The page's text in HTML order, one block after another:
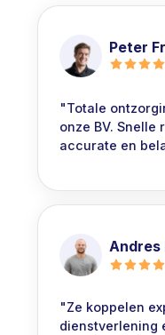
Peter
"Totale
onze BV. Snelle
accurate en
Andres
"Ze koppelen
dienstverlening